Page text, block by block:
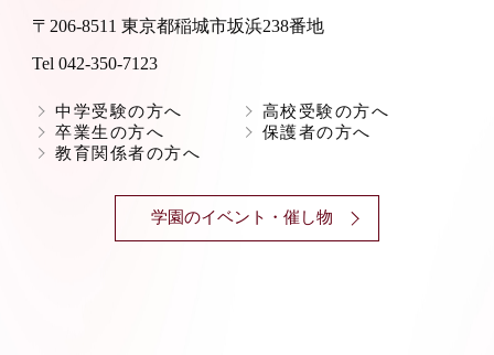
〒206-8511 東京都稲城市坂浜238番地
Tel 042-350-7123
中学受験の方へ
高校受験の方へ
卒業生の方へ
保護者の方へ
教育関係者の方へ
学園のイベント・催し物